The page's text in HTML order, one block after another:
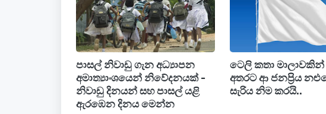
පාසල් නිවාඩු ගැන අධ්‍යාපන
අමාත්‍යාංශයෙන් නිවේදනයක් -
නිවාඩු දිනයන් සහ පාසල් යළි
ඇරඹෙන දිනය මෙන්න
ටෙලි කතා
අතරට ආ ජනප්‍රිය
සැරිය නිම කරයි..